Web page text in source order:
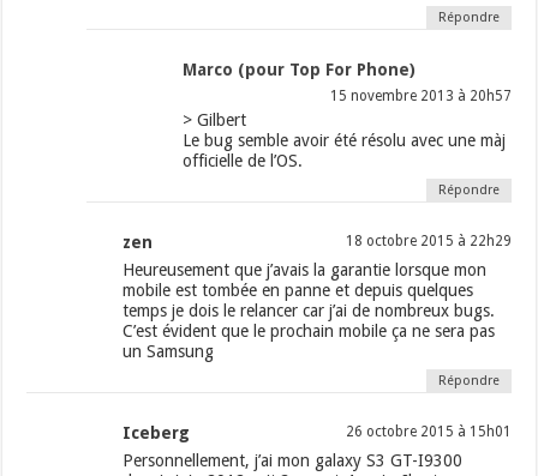
Répondre
Marco (pour Top For Phone)
15 novembre 2013 à 20h57
> Gilbert
Le bug semble avoir été résolu avec une màj
officielle de l’OS.
Répondre
zen 18 octobre 2015 à 22h29
Heureusement que j’avais la garantie lorsque mon
mobile est tombée en panne et depuis quelques
temps je dois le relancer car j’ai de nombreux bugs.
C’est évident que le prochain mobile ça ne sera pas
un Samsung
Répondre
Iceberg 26 octobre 2015 à 15h01
Personnellement, j’ai mon galaxy S3 GT-I9300